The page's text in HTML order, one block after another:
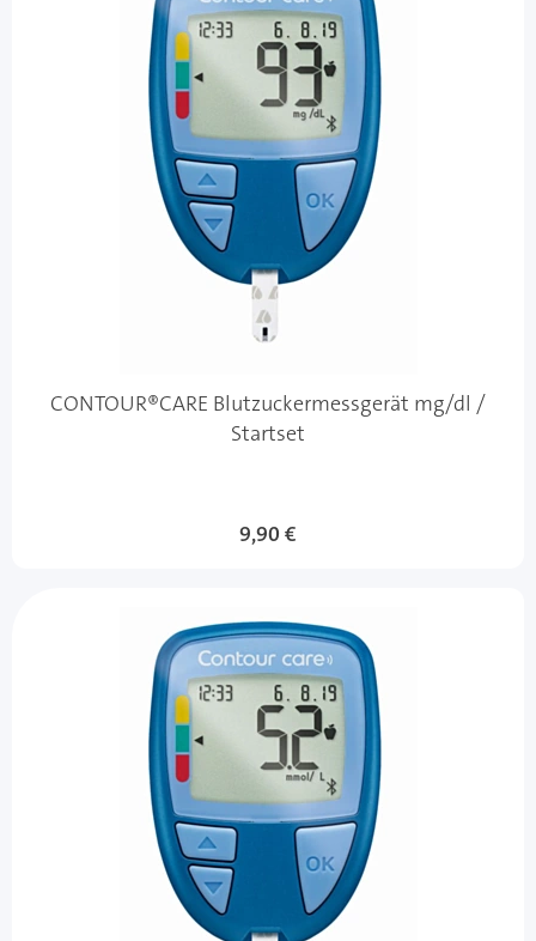
CONTOUR®CARE Blutzuckermessgerät mg/dl /
Startset
9,90 €